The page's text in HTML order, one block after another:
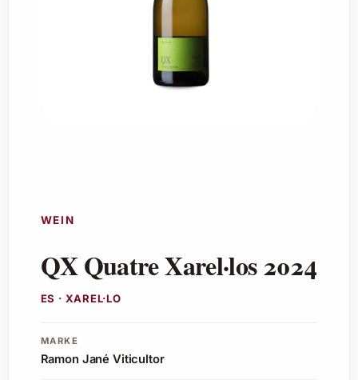
WEIN
QX Quatre Xarel·los 2024
ES · XAREL·LO
MARKE
Ramon Jané Viticultor